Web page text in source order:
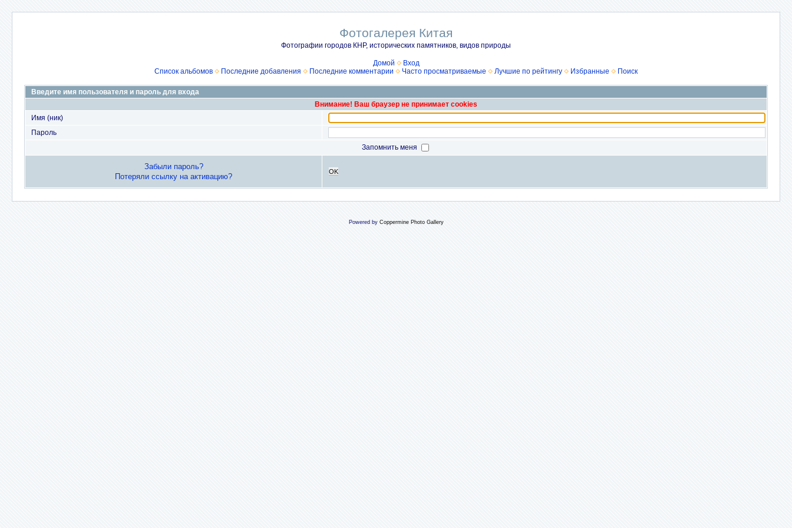
Фотогалерея Китая
Фотографии городов КНР, исторических памятников, видов природы
Домой
Вход
Список альбомов
Последние добавления Последние комментарии Часто просматриваемые Лучшие по рейтингу Избранные Поиск
Введите имя пользователя и пароль для входа
Внимание! Ваш браузер не принимает cookies
Имя (ник)
Пароль
Запомнить меня
Забыли пароль?
Потеряли ссылку на активацию?
OK
Powered by Coppermine Photo Gallery